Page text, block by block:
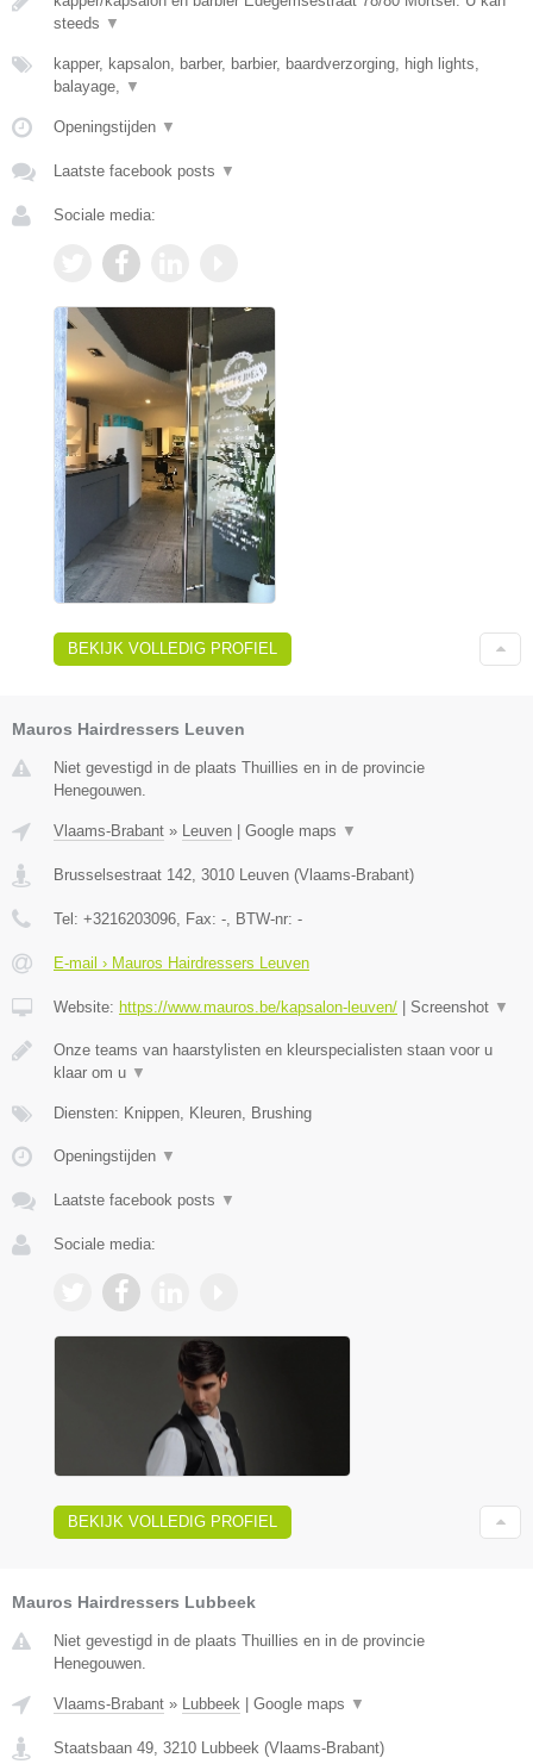
steeds ▼
kapper, kapsalon, barber, barbier, baardverzorging, high lights,
balayage, ▼
Openingstijden ▼
Laatste facebook posts ▼
Sociale media:
BEKIJK VOLLEDIG PROFIEL
Mauros Hairdressers Leuven
Niet gevestigd in de plaats Thuillies en in de provincie
Henegouwen.
Vlaams-Brabant » Leuven | Google maps ▼
Brusselsestraat 142 3010 Leuven (Vlaams-Brabant)
Tel: +3216203096 , Fax: - , BTW-nr: -
E-mail › Mauros Hairdressers Leuven
Website: https://www.mauros.be/kapsalon-leuven/ | Screenshot ▼
Onze teams van haarstylisten en kleurspecialisten staan voor u
klaar om u ▼
Diensten: Knippen, Kleuren, Brushing
Openingstijden ▼
Laatste facebook posts ▼
Sociale media:
BEKIJK VOLLEDIG PROFIEL
Mauros Hairdressers Lubbeek
Niet gevestigd in de plaats Thuillies en in de provincie
Henegouwen.
Vlaams-Brabant » Lubbeek | Google maps ▼
Staatsbaan 49 3210 Lubbeek (Vlaams-Brabant)